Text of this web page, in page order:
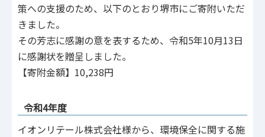
策への支援のため、以下のとおり堺市にご寄附いただ
きました。
その芳志に感謝の意を表するため、令和5年10月13日
に感謝状を贈呈しました。
【寄附金額】10,238円
令和4年度
イオンリテール株式会社様から、環境保全に関する施